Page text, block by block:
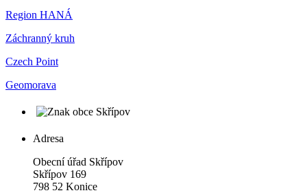
Region HANÁ
Záchranný kruh
Czech Point
Geomorava
Adresa
Obecní úřad Skřípov
Skřípov 169
798 52 Konice